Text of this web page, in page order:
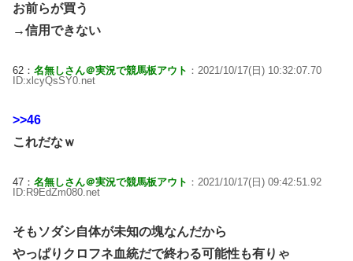
お前らが買う
→信用できない
62： 名無しさん＠実況で競馬板アウト ：2021/10/17(日) 10:32:07.70
ID:xlcyQsSY0.net
>>46
これだなｗ
47： 名無しさん＠実況で競馬板アウト ：2021/10/17(日) 09:42:51.92
ID:R9EdZm080.net
そもソダシ自体が未知の塊なんだから
やっぱりクロフネ血統だで終わる可能性も有りゃ